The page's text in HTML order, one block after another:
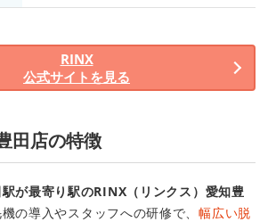
RINX
公式サイトを見る
田店の特徴
が最寄り駅のRINX（リンクス）愛知豊
の導入やスタッフへの研修で、幅広い脱